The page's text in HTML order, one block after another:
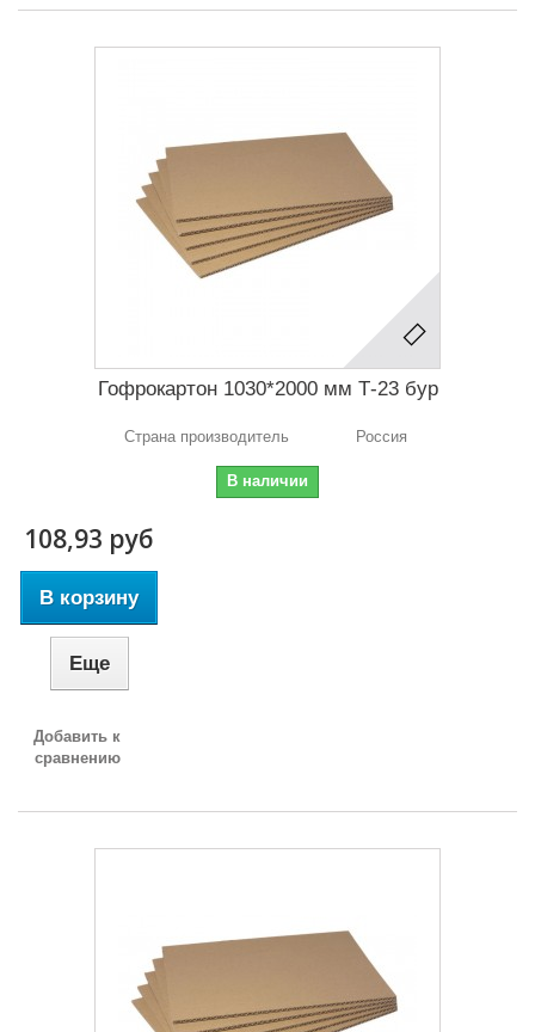
Гофрокартон 1030*2000 мм Т-23 бур
Страна производитель Россия
В наличии
108,93 руб
В корзину
Еще
Добавить к
сравнению